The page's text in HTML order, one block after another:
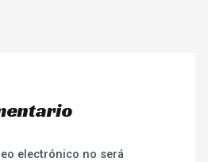
electrónico no será